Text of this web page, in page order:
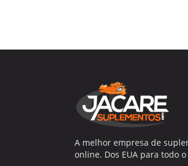
A melhor empresa de
online. Dos EUA para todo